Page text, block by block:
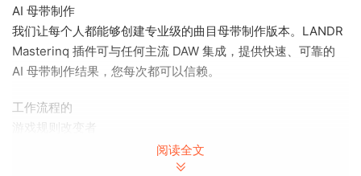
AI 母带制作
我们让每个人都能够创建专业级的曲目母带制作版本。LANDR
Masterinq 插件可与任何主流 DAW 集成，提供快速、可靠的
AI 母带制作结果，您每次都可以信赖。
工作流程的
游戏规则改变者
插件中的实时处理可让您在完善混音的同时听到母带制作的声
音。避免耗时的 DAW 退出并即时修改曲目版本。
阅读全文